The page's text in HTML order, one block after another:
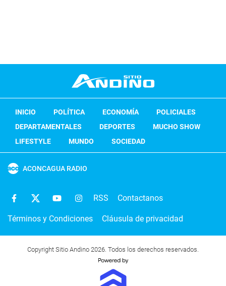
INICIO POLÍTICA ECONOMÍA
POLICIALES
DEPARTAMENTALES
DEPORTES
MUCHO SHOW
LIFESTYLE
MUNDO SOCIEDAD
ACONCAGUA RADIO
RSS Contactanos
Términos y Condiciones Cláusula de privacidad
Copyright Sitio Andino 2026. Todos los derechos reservados.